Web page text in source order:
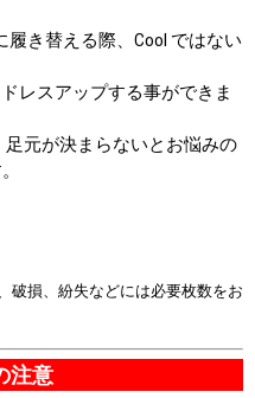
き替える際、Cool ではない
レスアップする事ができま
元が決まらないとお悩みの
破損、紛失などには必要枚数をお
注意